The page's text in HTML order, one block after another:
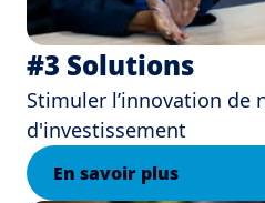
#3 Solutions
Stimuler l’innovation de
d'investissement
En savoir plus